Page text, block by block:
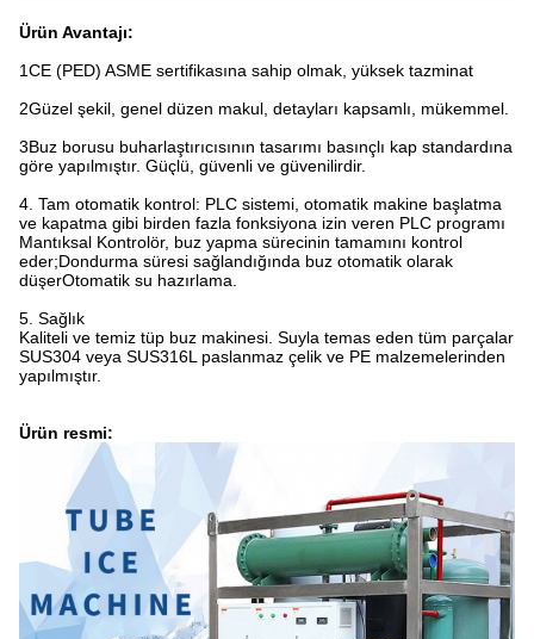
Ürün Avantajı:
1CE (PED) ASME sertifikasına sahip olmak, yüksek tazminat
2Güzel şekil, genel düzen makul, detayları kapsamlı, mükemmel.
3Buz borusu buharlaştırıcısının tasarımı basınçlı kap standardına
göre yapılmıştır. Güçlü, güvenli ve güvenilirdir.
4. Tam otomatik kontrol: PLC sistemi, otomatik makine başlatma
ve kapatma gibi birden fazla fonksiyona izin veren PLC programı
Mantıksal Kontrolör, buz yapma sürecinin tamamını kontrol
eder;Dondurma süresi sağlandığında buz otomatik olarak
düşerOtomatik su hazırlama.
5. Sağlık
Kaliteli ve temiz tüp buz makinesi. Suyla temas eden tüm parçalar
SUS304 veya SUS316L paslanmaz çelik ve PE malzemelerinden
yapılmıştır.
Ürün resmi: